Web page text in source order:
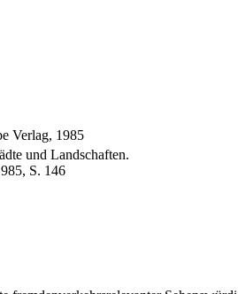
Verlag, 1985
und Landschaften.
S. 146